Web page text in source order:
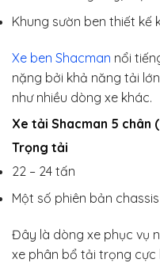
Khung sườn ben thiết kế
Xe ben Shacman nổi
nặng bởi khả năng tải
như nhiều dòng xe khác.
Xe tải Shacman 5 chân
Trọng tải
22 – 24 tấn
Một số phiên bản
Đây là dòng xe phục vụ
xe phân bổ tải trọng cực